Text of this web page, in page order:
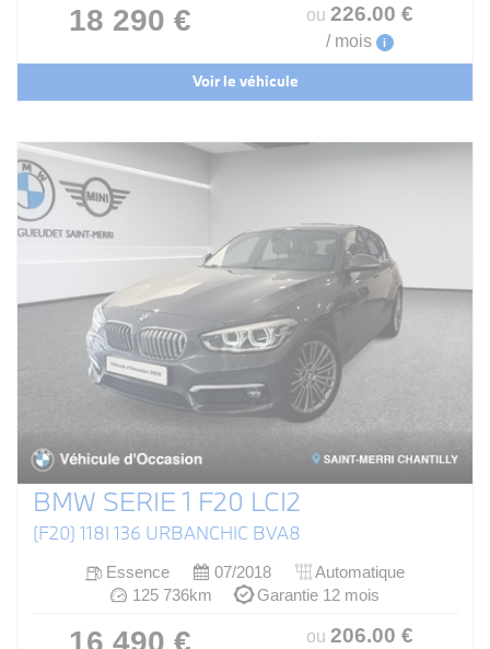
18 290 € ou 226.00 €
/ mois i
Voir le véhicule
BMW SERIE 1 F20 LCI2
(F20) 118I 136 URBANCHIC BVA8
Essence 07/2018
Automatique
125 736km
Garantie 12 mois
16 490 € ou 206.00 €